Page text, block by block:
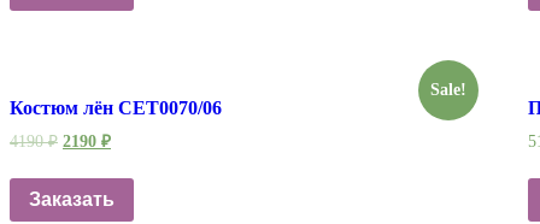
Sale!
Костюм лён СЕТ0070/06
4190₽ 2190 ₽
Заказать